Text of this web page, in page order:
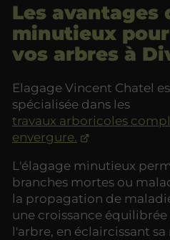
Les avantages
minutieux
vos arbres à
Elagage Vincent Chatel
spécialisée dans les
travaux arboricoles
envergure.
L'élagage minutieux
branches mortes ou
la propagation de
une croissance
l'arbre, en éclaircissant